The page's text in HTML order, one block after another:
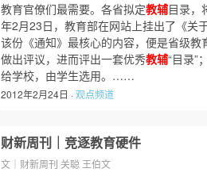
教育官僚们最需要。各省拟定教辅目录
年2月23日，教育部在网站上挂出了《关
该份《通知》最核心的内容，便是省级教
做出评议，进而评出一套优秀教辅“目录”
给学校，由学生选用。……
2012年2月24日 ·观点频道
财新周刊｜竞逐教育硬件
文｜财新周刊 关聪 王伯文